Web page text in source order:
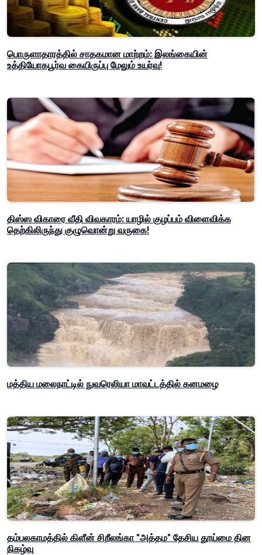
பொருளாதாரத்தில் சாதகமான மாற்றம்: இலங்கையின்
உத்தியோகபூர்வ கையிருப்பு மேலும் உயர்வு!
திஸ்ஸ விகாரை வீதி விவகாரம்: யாழில் குழப்பம் விளைவிக்க
தெற்கிலிருந்து குழுவொன்று வருகை!
மத்திய மலைநாட்டில் நுவரெலியா மாவட்டத்தில் கனமழை
தம்பலகாமத்தில் கிளீன் சிறீலங்கா "அத்தம" தேசிய தூய்மை தின
நிகழ்வு